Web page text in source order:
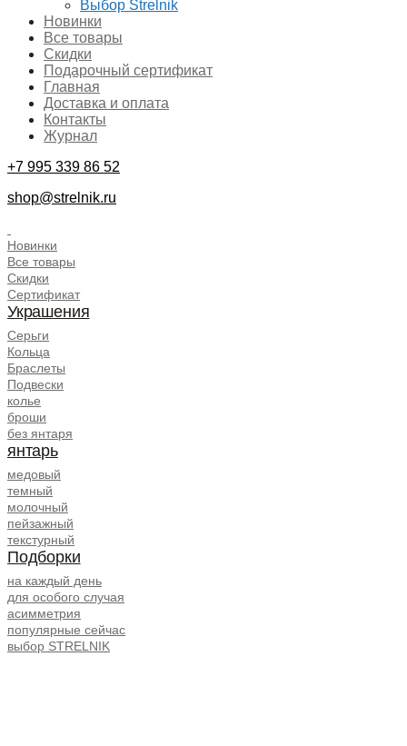
Выбор Strelnik
Новинки
Все товары
Скидки
Подарочный сертификат
Главная
Доставка и оплата
Контакты
Журнал
+7 995 339 86 52
shop@strelnik.ru
Новинки
Все товары
Скидки
Сертификат
Украшения
Серьги
Кольца
Браслеты
Подвески
колье
броши
без янтаря
янтарь
медовый
темный
молочный
пейзажный
текстурный
Подборки
на каждый день
для особого случая
асимметрия
популярные сейчас
выбор STRELNIK